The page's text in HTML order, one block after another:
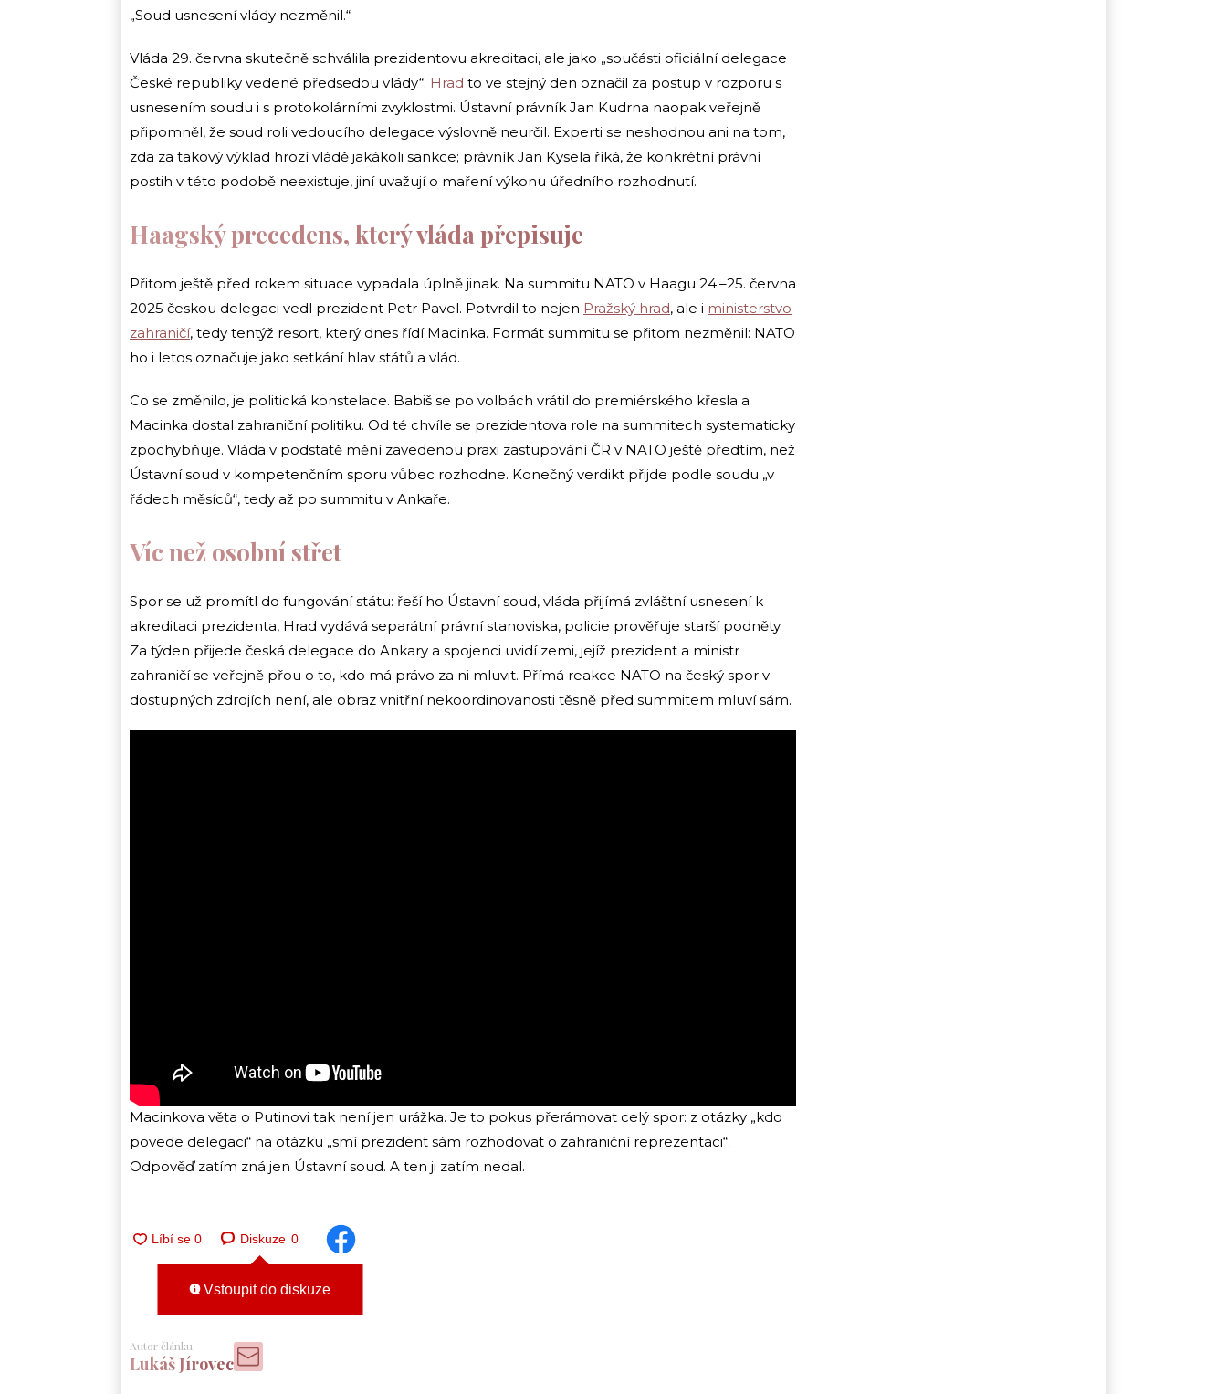
„Soud usnesení vlády nezměnil.“
Vláda 29. června skutečně schválila prezidentovu akreditaci, ale jako „součásti oficiální delegace
České republiky vedené předsedou vlády“. Hrad to ve stejný den označil za postup v rozporu s
usnesením soudu i s protokolárními zvyklostmi. Ústavní právník Jan Kudrna naopak veřejně
připomněl, že soud roli vedoucího delegace výslovně neurčil. Experti se neshodnou ani na tom,
zda za takový výklad hrozí vládě jakákoli sankce; právník Jan Kysela říká, že konkrétní právní
postih v této podobě neexistuje, jiní uvažují o maření výkonu úředního rozhodnutí.
Haagský precedens, který vláda přepisuje
Přitom ještě před rokem situace vypadala úplně jinak. Na summitu NATO v Haagu 24.–25. června
2025 českou delegaci vedl prezident Petr Pavel. Potvrdil to nejen Pražský hrad, ale i ministerstvo
zahraničí, tedy tentýž resort, který dnes řídí Macinka. Formát summitu se přitom nezměnil: NATO
ho i letos označuje jako setkání hlav států a vlád.
Co se změnilo, je politická konstelace. Babiš se po volbách vrátil do premiérského křesla a
Macinka dostal zahraniční politiku. Od té chvíle se prezidentova role na summitech systematicky
zpochybňuje. Vláda v podstatě mění zavedenou praxi zastupování ČR v NATO ještě předtím, než
Ústavní soud v kompetenčním sporu vůbec rozhodne. Konečný verdikt přijde podle soudu „v
řádech měsíců“, tedy až po summitu v Ankaře.
Víc než osobní střet
Spor se už promítl do fungování státu: řeší ho Ústavní soud, vláda přijímá zvláštní usnesení k
akreditaci prezidenta, Hrad vydává separátní právní stanoviska, policie prověřuje starší podněty.
Za týden přijede česká delegace do Ankary a spojenci uvidí zemi, jejíž prezident a ministr
zahraničí se veřejně přou o to, kdo má právo za ni mluvit. Přímá reakce NATO na český spor v
dostupných zdrojích není, ale obraz vnitřní nekoordinovanosti těsně před summitem mluví sám.
Macinkova věta o Putinovi tak není jen urážka. Je to pokus přerámovat celý spor: z otázky „kdo
povede delegaci“ na otázku „smí prezident sám rozhodovat o zahraniční reprezentaci“.
Odpověď zatím zná jen Ústavní soud. A ten ji zatím nedal.
Diskuze 0
Vstoupit do diskuze
Autor článku
Lukáš Jírovec